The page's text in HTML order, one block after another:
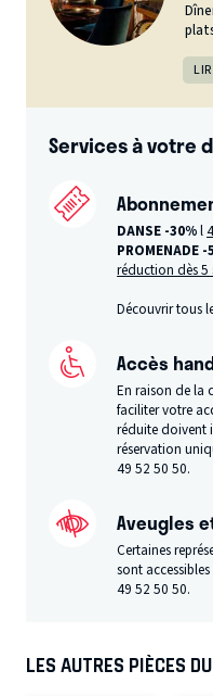
Services à votre
DANSE -30%l
PROMENADE -
réduction dès 5
Découvrir tous
Accès
En raison de la
faciliter votre
réduite doivent
réservation
49 52 50 50.
Aveugles
Certaines
sont
49 52 50 50.
LES AUTRES PIÈCES